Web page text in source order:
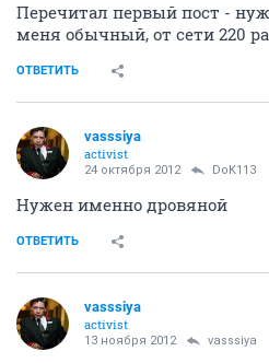
Перечитал первый пост -
меня обычный, от сети 220
ОТВЕТИТЬ
vasssiya
activist
24 октября 2012 DoK113
Нужен именно дровяной
ОТВЕТИТЬ
vasssiya
activist
13 ноября 2012 vasssiya